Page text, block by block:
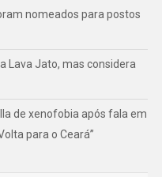
nomeados para postos
Lava Jato, mas considera
de xenofobia após fala em
para o Ceará”